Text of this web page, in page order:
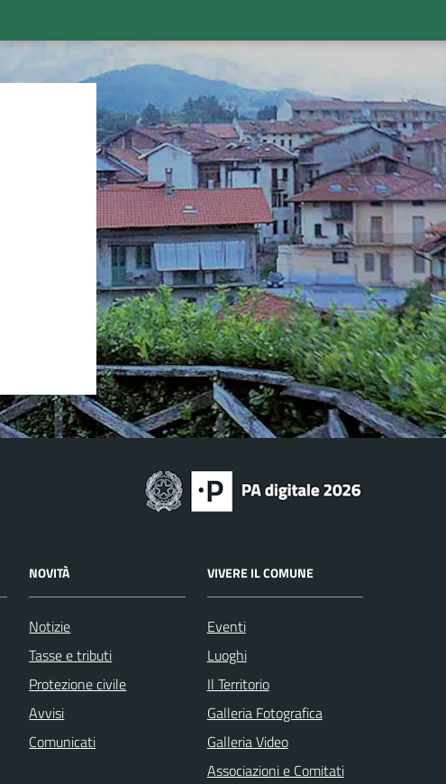
NOVITÀ
Notizie
Tasse e tributi
Protezione civile
Avvisi
Comunicati
VIVERE IL COMUNE
Eventi
Luoghi
Il Territorio
Galleria Fotografica
Galleria Video
Associazioni e Comitati